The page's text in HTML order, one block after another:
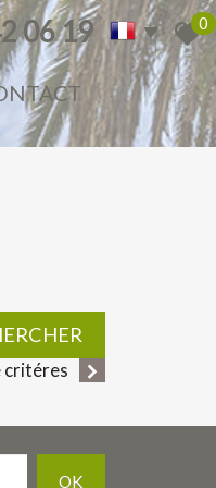
06 19 0
critéres
OK